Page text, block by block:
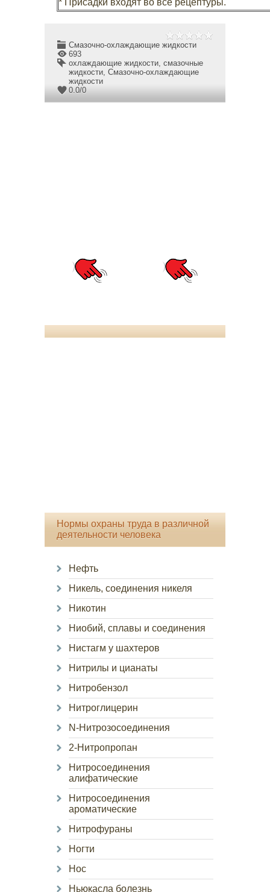
* Присадки входят во все рецептуры.
Смазочно-охлаждающие жидкости
693
охлаждающие жидкости, смазочные
жидкости, Смазочно-охлаждающие
жидкости
0.0/0
Нормы охраны труда в различной
деятельности человека
Нефть
Никель, соединения никеля
Никотин
Ниобий, сплавы и соединения
Нистагм у шахтеров
Нитрилы и цианаты
Нитробензол
Нитроглицерин
N-Нитрозосоединения
2-Нитропропан
Нитросоединения
алифатические
Нитросоединения
ароматические
Нитрофураны
Ногти
Нос
Ньюкасла болезнь